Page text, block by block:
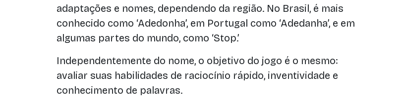
adaptações e nomes, dependendo da região. No Brasil, é mais
conhecido como ‘Adedonha’, em Portugal como ‘Adedanha’, e em
algumas partes do mundo, como ‘Stop.’
Independentemente do nome, o objetivo do jogo é o mesmo:
avaliar suas habilidades de raciocínio rápido, inventividade e
conhecimento de palavras.